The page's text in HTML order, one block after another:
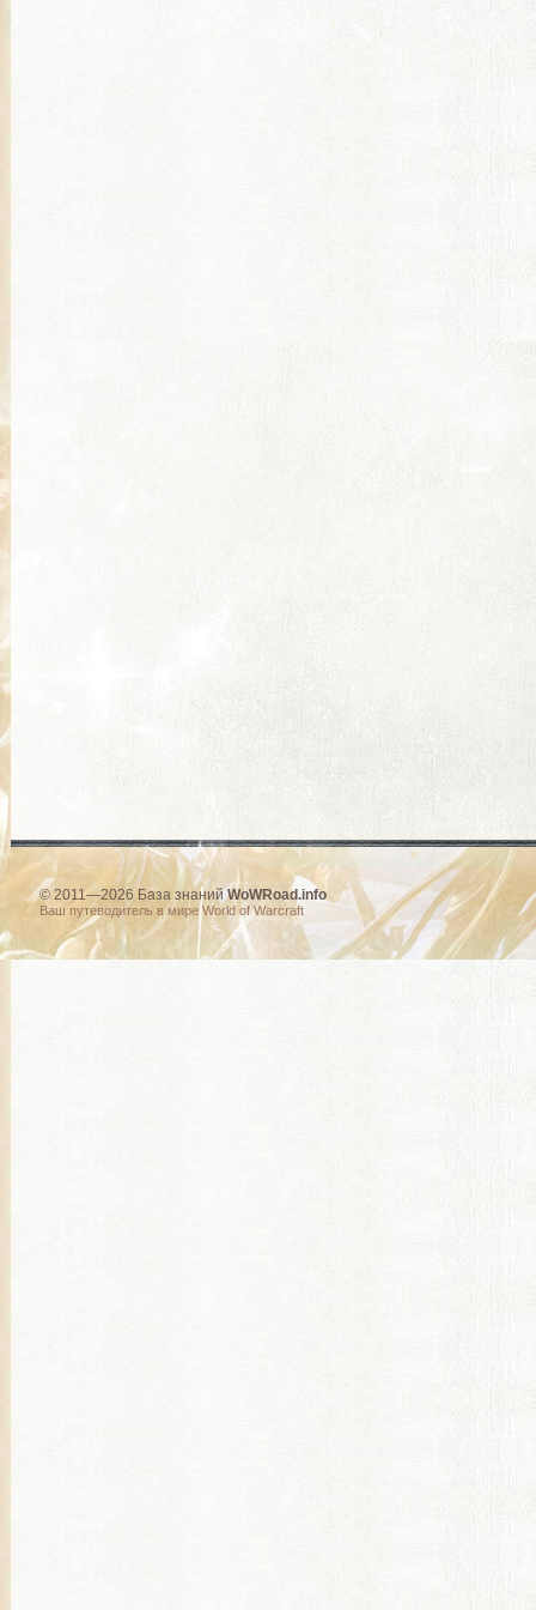
© 2011—2026 База знанийWoWRoad.info
Ваш путеводитель в мире World of Warcraft